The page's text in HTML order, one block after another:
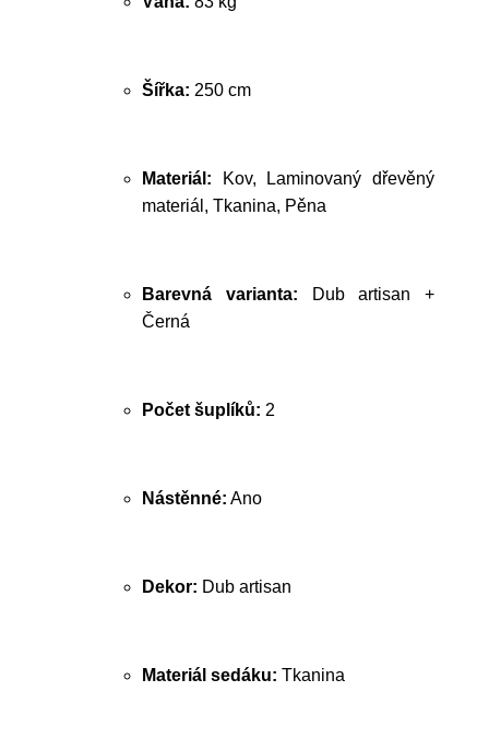
Šířka: 250 cm
Materiál: Kov, Laminovaný dřevěný
materiál, Tkanina, Pěna
Barevná varianta: Dub artisan +
Černá
Počet šuplíků: 2
Nástěnné: Ano
Dekor: Dub artisan
Materiál sedáku: Tkanina